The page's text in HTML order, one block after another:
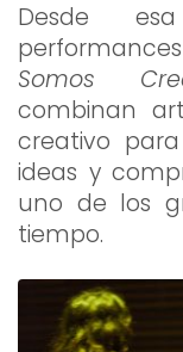
Desde
Somos
combinan
creativo
ideas y
uno de los
tiempo.